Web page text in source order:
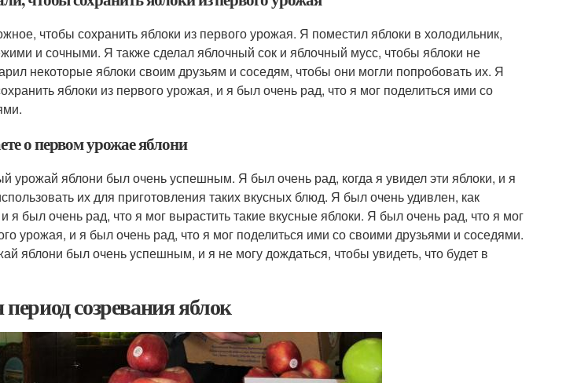
чтобы сохранить яблоки из первого урожая. Я поместил яблоки в холодильник,
и сочными. Я также сделал яблочный сок и яблочный мусс, чтобы яблоки не
некоторые яблоки своим друзьям и соседям, чтобы они могли попробовать их. Я
яблоки из первого урожая, и я был очень рад, что я мог поделиться ими со
о первом урожае яблони
урожай яблони был очень успешным. Я был очень рад, когда я увидел эти яблоки, и я
их для приготовления таких вкусных блюд. Я был очень удивлен, как
я был очень рад, что я мог вырастить такие вкусные яблоки. Я был очень рад, что я мог
урожая, и я был очень рад, что я мог поделиться ими со своими друзьями и соседями.
яблони был очень успешным, и я не могу дождаться, чтобы увидеть, что будет в
созревания яблок